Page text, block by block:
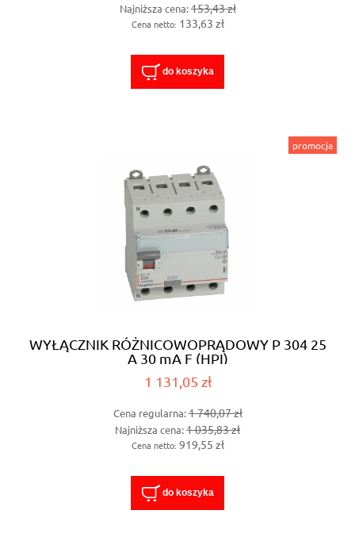
Najniższa cena:153,43 zł
Cena netto: 133,63 zł
do koszyka
WYŁĄCZNIK RÓŻNICOWOPRĄDOWY P 304 25
A 30 mA F (HPI)
1 131,05 zł
Cena regularna:1 740,07 zł
Najniższa cena:1 035,83 zł
Cena netto: 919,55 zł
do koszyka
promocja